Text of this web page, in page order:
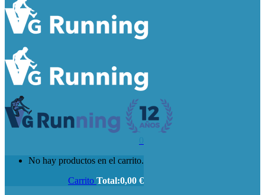
No hay productos en el carrito.
Carrito Total:0,00 €